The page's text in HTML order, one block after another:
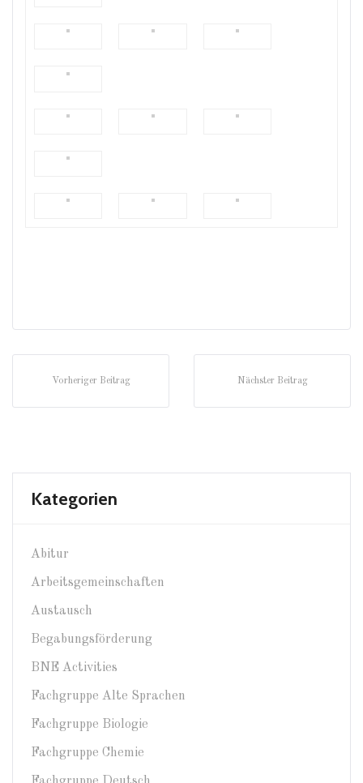
Vorheriger Beitrag Nächster Beitrag
Kategorien
Abitur
Arbeitsgemeinschaften
Austausch
Begabungsförderung
BNE Activities
Fachgruppe Alte Sprachen
Fachgruppe Biologie
Fachgruppe Chemie